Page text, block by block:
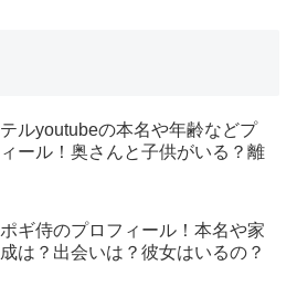
ルyoutubeの本名や年齢などプ
ール！奥さんと子供がいる？離
ポギ侍のプロフィール！本名や家
は？出会いは？彼女はいるの？